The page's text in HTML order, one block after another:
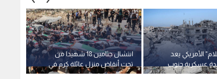
انتشال جثامين 18 شهيدا من
تحت أنقاض منزل عائلة كرم في
قطاع غزة
الأمريكي يعد
عسكرية جنوب